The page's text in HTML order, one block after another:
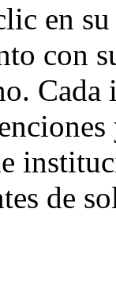
en
con
de